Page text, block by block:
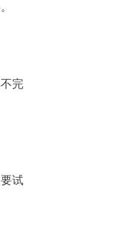
完
试